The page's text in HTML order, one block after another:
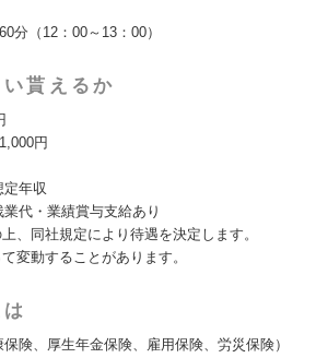
分（12：00～13：00）
貰えるか
円
年収
代・業績賞与支給あり
、同社規定により待遇を決定します。
変動することがあります。
険、厚⽣年金保険、雇用保険、労災保険）